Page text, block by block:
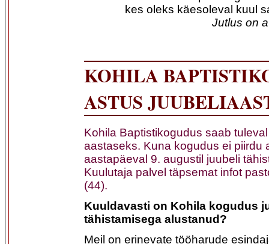
kes oleks käesoleval kuul
Jutlus on
KOHILA
ASTUS
Kohila Baptistikogudus saab
aastaseks. Kuna kogudus ei piirdu
aastapäeval 9. augustil juubeli
Kuulutaja palvel täpsemat infot
(44).
Kuuldavasti on Kohila kogudus
tähistamisega alustanud?
Meil on erinevate tööharude